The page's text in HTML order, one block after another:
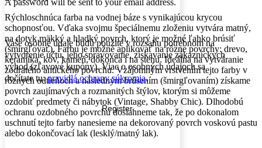
A password will be sent to your email address.
Vaše osobné údaje budú použité v rozsahu potrebnom na
vytvorenie účtu, jeho spravovanie, získavanie zákazníckych
výhod (zľavové kupóny). Viac o osobných údajoch sa
dočítate tu:pravidlá ochrany súkromia.
Register
Rýchloschnúca farba na vodnej báze s vynikajúcou krycou
schopnosťou. Vďaka svojmu špeciálnemu zloženiu vytvára matný,
na dotyk mäkký a hladký povrch, ktorý je možné ľahko brúsiť
(šmirgľovať). Farbu je možné aplikovať na rôzne povrchy: drevo,
keramika, kov, kameň, dokonca i na stenu. Ideálna na vytváranie
zodratého antického povrchu. Vzájomným vrstvením tejto farby v
rôznych odtieňoch a následným brúsením (šmirgľovaním) získame
povrch zaujímavých a rozmanitých štýlov, ktorým si môžeme
ozdobiť predmety či nábytok (Vintage, Shabby Chic). Dlhodobú
ochranu ozdobného povrchu dosiahneme tak, že po dokonalom
uschnutí tejto farby nanesieme na dekorovaný povrch voskovú pastu
alebo dokončovací lak (lesklý/matný lak).